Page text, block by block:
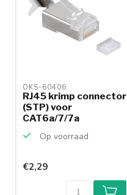
OKS-60406
RJ45 krimp connector
(STP) voor
CAT6a/7/7a
Op voorraad
€2,29